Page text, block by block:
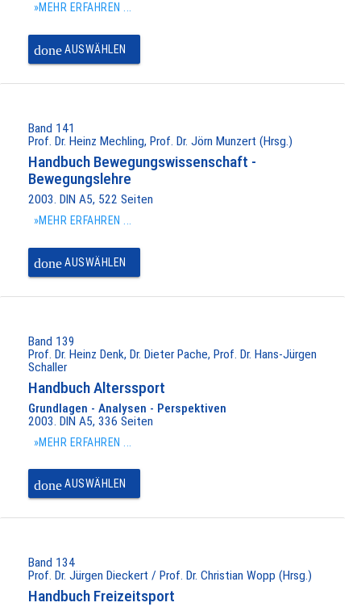
»MEHR ERFAHREN ...
doneAUSWÄHLEN
Band 141
Prof. Dr. Heinz Mechling, Prof. Dr. Jörn Munzert (Hrsg.)
Handbuch Bewegungswissenschaft -
Bewegungslehre
2003. DIN A5, 522 Seiten
»MEHR ERFAHREN ...
doneAUSWÄHLEN
Band 139
Prof. Dr. Heinz Denk, Dr. Dieter Pache, Prof. Dr. Hans-Jürgen
Schaller
Handbuch Alterssport
Grundlagen - Analysen - Perspektiven
2003. DIN A5, 336 Seiten
»MEHR ERFAHREN ...
doneAUSWÄHLEN
Band 134
Prof. Dr. Jürgen Dieckert / Prof. Dr. Christian Wopp (Hrsg.)
Handbuch Freizeitsport